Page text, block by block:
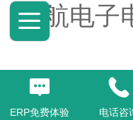
正航电子
正航专门针对电子
案，从电子电器行
ERP免费体验 电话咨